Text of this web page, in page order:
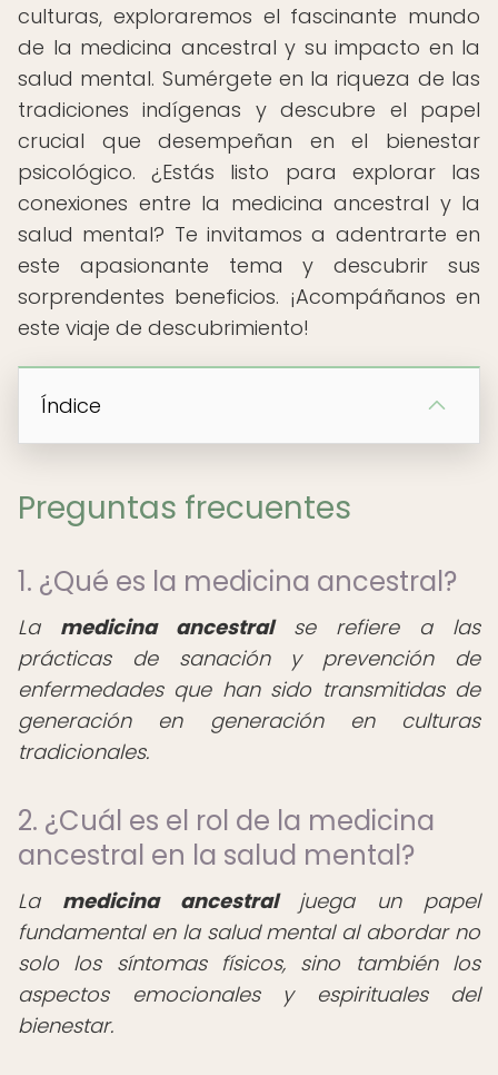
culturas, exploraremos el fascinante mundo
de la medicina ancestral y su impacto en la
salud mental. Sumérgete en la riqueza de las
tradiciones indígenas y descubre el papel
crucial que desempeñan en el bienestar
psicológico. ¿Estás listo para explorar las
conexiones entre la medicina ancestral y la
salud mental? Te invitamos a adentrarte en
este apasionante tema y descubrir sus
sorprendentes beneficios. ¡Acompáñanos en
este viaje de descubrimiento!
Índice
Preguntas frecuentes
1. ¿Qué es la medicina ancestral?
La medicina ancestralse refiere a las
prácticas de sanación y prevención de
enfermedades que han sido transmitidas de
generación en generación en culturas
tradicionales.
2. ¿Cuál es el rol de la medicina
ancestral en la salud mental?
La medicina ancestraljuega un papel
fundamental en la salud mental al abordar no
solo los síntomas físicos, sino también los
aspectos emocionales y espirituales del
bienestar.